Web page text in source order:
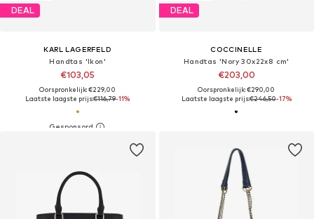
DEAL
KARL LAGERFELD
Handtas 'Ikon'
€103,05
Oorspronkelijk: €229,00
Laatste laagste prijs:€116,79-11%
DEAL
COCCINELLE
Handtas 'Nory 30x22x8 cm'
€203,00
Oorspronkelijk: €290,00
Laatste laagste prijs:€246,50-17%